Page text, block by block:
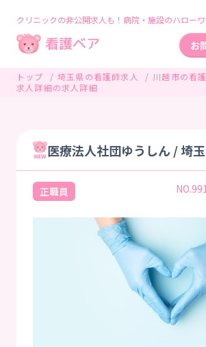
クリニックの非公開求人も！病院・施設のハロー
トップ 埼玉県の看護師求人
川越市の看
求人詳細の求人詳細
医療法人社団ゆうしん / 埼
正職員